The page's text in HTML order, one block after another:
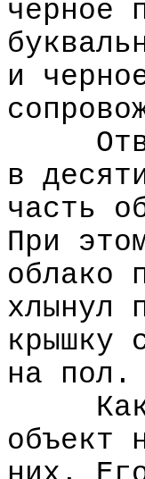
черное
и
в
часть
При
облако
хлынул
крышку
на пол.
объект